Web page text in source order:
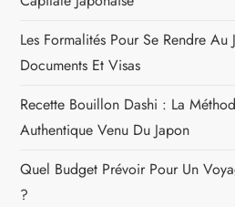
e
l
’
a
Les Formalités Pour Se Rendre
Documents Et Visas
Recette Bouillon Dashi : La
Authentique Venu Du Japon
Quel Budget Prévoir Pour Un
?